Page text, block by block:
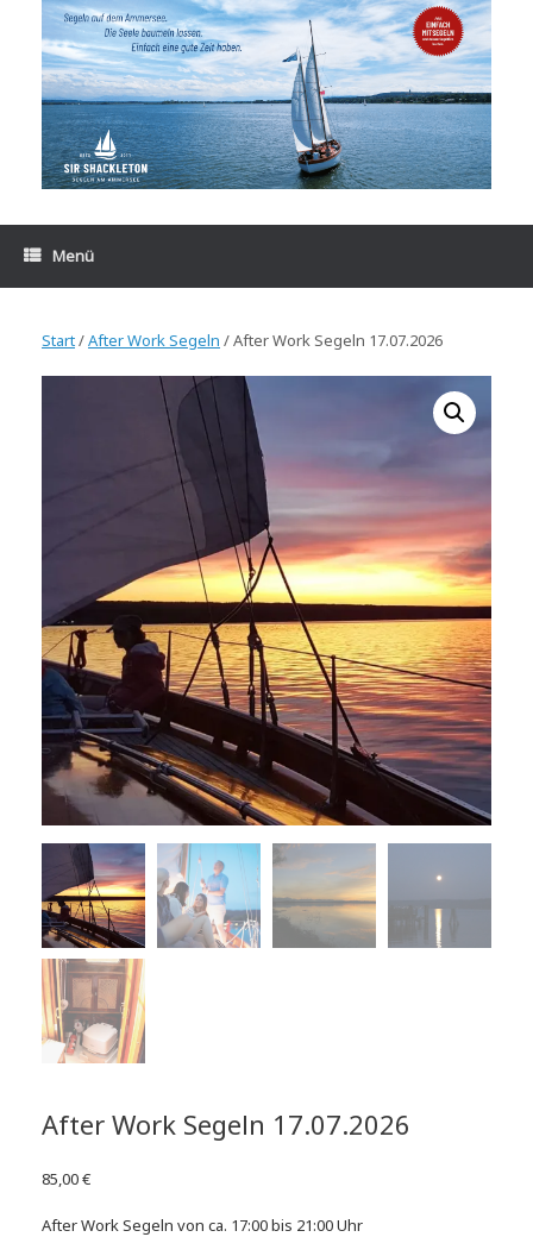
springen
Menü
Start/After Work Segeln / After Work Segeln 17.07.2026
After Work Segeln 17.07.2026
85,00€
After Work Segeln von ca. 17:00 bis 21:00 Uhr